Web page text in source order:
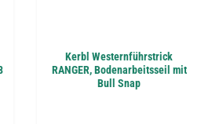
Kerbl Westernführstrick
RANGER, Bodenarbeitsseil mit
Bull Snap